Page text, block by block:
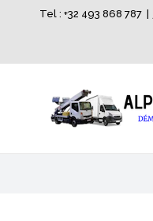
content
Tel : +32 493 868 787